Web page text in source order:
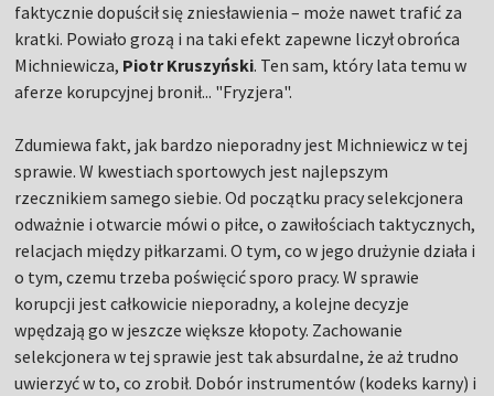
faktycznie dopuścił się zniesławienia – może nawet trafić za
kratki. Powiało grozą i na taki efekt zapewne liczył obrońca
Michniewicza, Piotr Kruszyński. Ten sam, który lata temu w
aferze korupcyjnej bronił... "Fryzjera".
Zdumiewa fakt, jak bardzo nieporadny jest Michniewicz w tej
sprawie. W kwestiach sportowych jest najlepszym
rzecznikiem samego siebie. Od początku pracy selekcjonera
odważnie i otwarcie mówi o piłce, o zawiłościach taktycznych,
relacjach między piłkarzami. O tym, co w jego drużynie działa i
o tym, czemu trzeba poświęcić sporo pracy. W sprawie
korupcji jest całkowicie nieporadny, a kolejne decyzje
wpędzają go w jeszcze większe kłopoty. Zachowanie
selekcjonera w tej sprawie jest tak absurdalne, że aż trudno
uwierzyć w to, co zrobił. Dobór instrumentów (kodeks karny) i